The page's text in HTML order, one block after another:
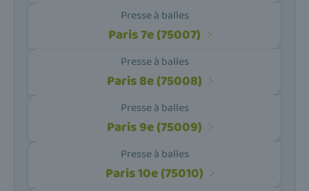
Presse à balles
Paris 7e (75007)
Presse à balles
Paris 8e (75008)
Presse à balles
Paris 9e (75009)
Presse à balles
Paris 10e (75010)